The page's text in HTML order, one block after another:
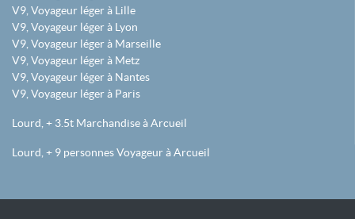
V9, Voyageur léger à Lille
V9, Voyageur léger à Lyon
V9, Voyageur léger à Marseille
V9, Voyageur léger à Metz
V9, Voyageur léger à Nantes
V9, Voyageur léger à Paris
Lourd, + 3.5t Marchandise à Arcueil
Lourd, + 9 personnes Voyageur à Arcueil